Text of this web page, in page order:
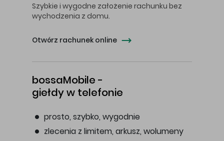
Szybkie i wygodne założenie rachunku bez
wychodzenia z domu.
Otwórz rachunek online
bossaMobile -
giełdy w telefonie
prosto, szybko, wygodnie
zlecenia z limitem, arkusz, wolumeny